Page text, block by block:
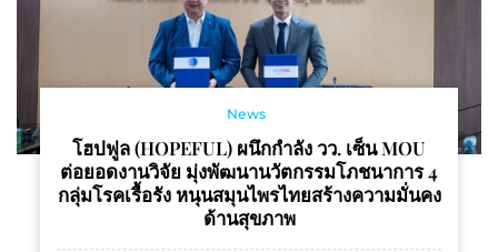
News
โฮปฟูล (HOPEFUL) ผนึกกำลัง วว. เซ็น MOU
ต่อยอดงานวิจัย มุ่งพัฒนานวัตกรรมโภชนาการ 4
กลุ่มโรคเรื้อรัง หนุนสมุนไพรไทยสร้างความมั่นคง
ด้านสุขภาพ